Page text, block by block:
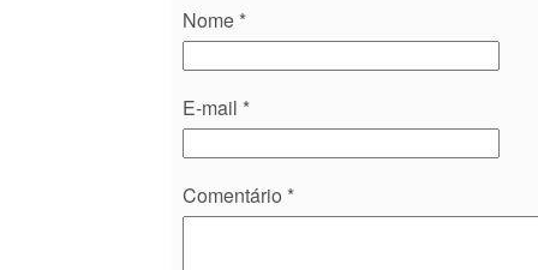
Nome *
E-mail *
Comentário *